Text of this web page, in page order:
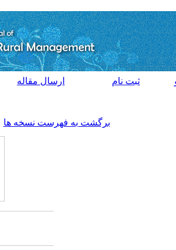
ثبت نام ارسال مقاله
برگشت به فهرست نسخه ها